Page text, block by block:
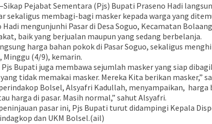
Pejabat Sementara (Pjs) Bupati Praseno Hadi
sekaligus membagi-bagi masker kepada warga yang
Hadi mengunjunhi Pasar di Desa Soguo, Kecamatan
baik yang berjualan maupun yang sedang berbelanja.
harga bahan pokok di Pasar Soguo, sekaligus
Minggu (4/9), kemarin.
Bupati juga membawa sejumlah masker yang siap
tidak memakai masker. Mereka Kita berikan
Bolsel, Alsyafri Kadullah, menyampaikan,
harga di pasar. Masih normal,” sahut Alsyafri.
pasar ini, Pjs Bupati turut didampingi Kepala
dan UKM Bolsel.(ail)